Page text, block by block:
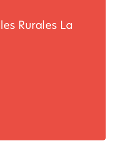
Rurales La